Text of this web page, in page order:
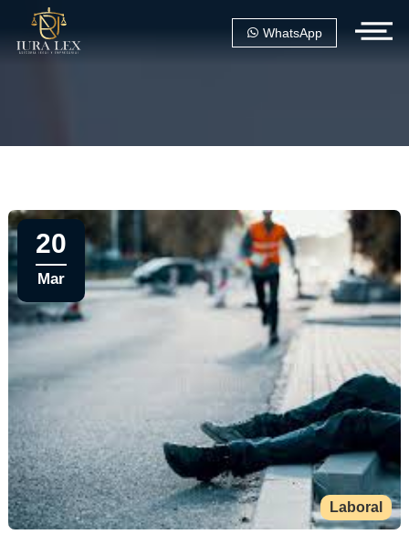
WhatsApp
Laboral
20
Mar